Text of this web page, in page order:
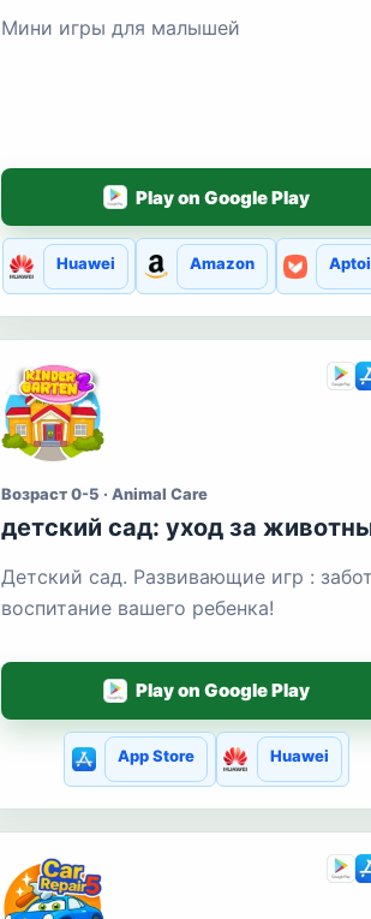
Мини игры для малышей
Play on Google Play
Huawei Amazon
Возраст 0-5 · Animal Care
детский сад: уход за
Детский сад. Развивающие игр :
воспитание вашего ребенка!
Play on Google Play
App Store Huawei